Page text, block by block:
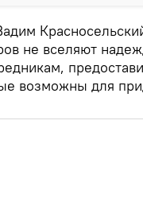
не вселяют
возможны для